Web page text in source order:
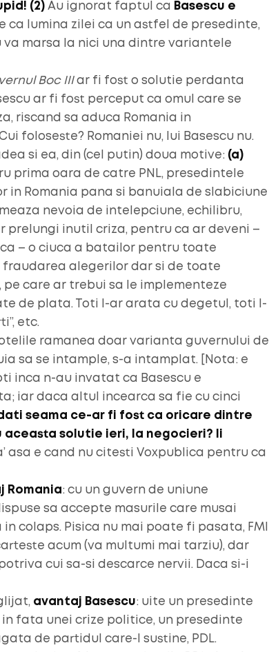
(2) Au ignorat faptul ca
Basescu e
ca lumina zilei ca un astfel de presedinte,
marsa la nici una dintre variantele
Boc IIIar fi fost o solutie perdanta
ar fi fost perceput ca omul care se
riscand sa aduca Romania in
foloseste? Romaniei nu, lui Basescu nu.
si ea, din (cel putin) doua motive: (a)
prima oara de catre PNL, presedintele
in Romania pana si banuiala de slabiciune
nevoia de intelepciune, echilibru,
prelungi inutil criza, pentru ca ar deveni –
– o ciuca a batailor pentru toate
alegerilor dar si de toate
care ar trebui sa le implementeze
de plata. Toti l-ar arata cu degetul, toti l-
etc.
ramanea doar varianta guvernului de
sa se intample, s-a intamplat. [Nota: e
inca n-au invatat ca Basescu e
iar daca altul incearca sa fie cu cinci
seama ce-ar fi fost ca oricare dintre
solutie ieri, la negocieri? Ii
asa e cand nu citesti Voxpublica pentru ca
Romania : cu un guvern de uniune
sa accepte masurile care musai
colaps. Pisica nu mai poate fi pasata, FMI
acum (va multumi mai tarziu), dar
cui sa-si descarce nervii. Daca si-i
avantaj Basescu: uite un presedinte
fata unei crize politice, un presedinte
de partidul care-l sustine, PDL.